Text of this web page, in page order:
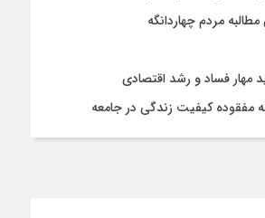
مردم چهاردانگه
مهار فساد و رشد اقتصادی
مفقوده کیفیت زندگی در جامعه